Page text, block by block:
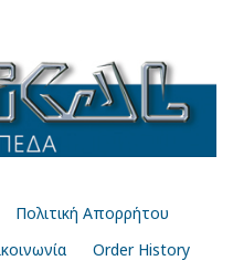
Πολιτική Απορρήτου
Order History